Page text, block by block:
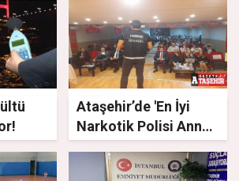
tutuklandı
Ataşehir’de 'En İyi
Narkotik Polisi Anne'